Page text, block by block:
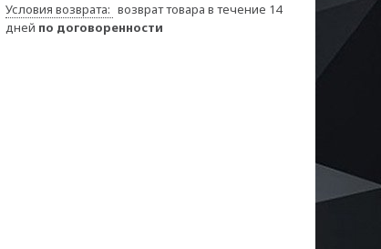
возврат товара в течение 14
дней по договоренности